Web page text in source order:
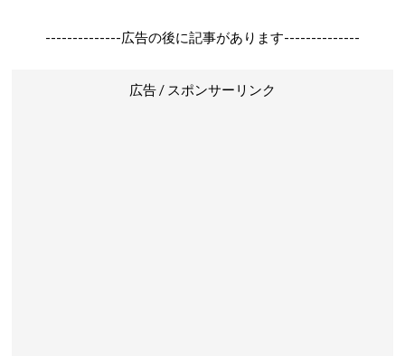
--------------広告の後に記事があります--------------
広告 / スポンサーリンク